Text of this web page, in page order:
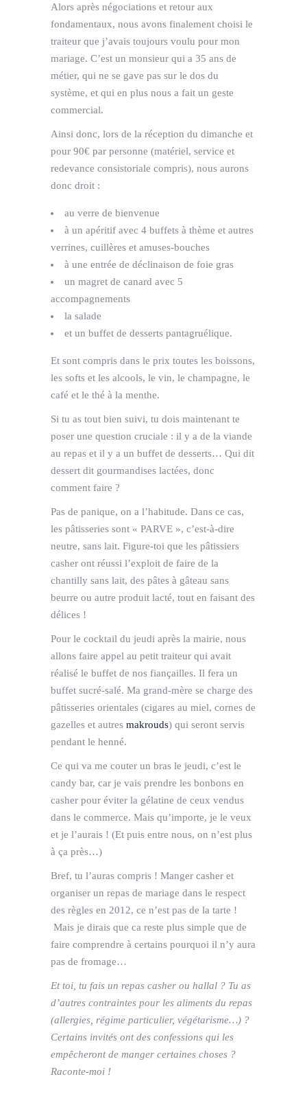
Alors après négociations et retour aux
fondamentaux, nous avons finalement choisi le
traiteur que j’avais toujours voulu pour mon
mariage. C’est un monsieur qui a 35 ans de
métier, qui ne se gave pas sur le dos du
système, et qui en plus nous a fait un geste
commercial.
Ainsi donc, lors de la réception du dimanche et
pour 90€ par personne (matériel, service et
redevance consistoriale compris), nous aurons
donc droit :
au verre de bienvenue
à un apéritif avec 4 buffets à thème et autres
verrines, cuillères et amuses-bouches
à une entrée de déclinaison de foie gras
un magret de canard avec 5
accompagnements
la salade
et un buffet de desserts pantagruélique.
Et sont compris dans le prix toutes les boissons,
les softs et les alcools, le vin, le champagne, le
café et le thé à la menthe.
Si tu as tout bien suivi, tu dois maintenant te
poser une question cruciale : il y a de la viande
au repas et il y a un buffet de desserts… Qui dit
dessert dit gourmandises lactées, donc
comment faire ?
Pas de panique, on a l’habitude. Dans ce cas,
les pâtisseries sont « PARVE », c’est-à-dire
neutre, sans lait. Figure-toi que les pâtissiers
casher ont réussi l’exploit de faire de la
chantilly sans lait, des pâtes à gâteau sans
beurre ou autre produit lacté, tout en faisant des
délices !
Pour le cocktail du jeudi après la mairie, nous
allons faire appel au petit traiteur qui avait
réalisé le buffet de nos fiançailles. Il fera un
buffet sucré-salé. Ma grand-mère se charge des
pâtisseries orientales (cigares au miel, cornes de
gazelles et autres makrouds) qui seront servis
pendant le henné.
Ce qui va me couter un bras le jeudi, c’est le
candy bar, car je vais prendre les bonbons en
casher pour éviter la gélatine de ceux vendus
dans le commerce. Mais qu’importe, je le veux
et je l’aurais ! (Et puis entre nous, on n’est plus
à ça près…)
Bref, tu l’auras compris ! Manger casher et
organiser un repas de mariage dans le respect
des règles en 2012, ce n’est pas de la tarte !
Mais je dirais que ca reste plus simple que de
faire comprendre à certains pourquoi il n’y aura
pas de fromage…
Et toi, tu fais un repas casher ou hallal ? Tu as
d’autres contraintes pour les aliments du repas
(allergies, régime particulier, végétarisme…) ?
Certains invités ont des confessions qui les
empêcheront de manger certaines choses ?
Raconte-moi !